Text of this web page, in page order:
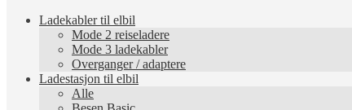
Ladekabler til elbil
Mode 2 reiseladere
Mode 3 ladekabler
Overganger / adaptere
Ladestasjon til elbil
Alle